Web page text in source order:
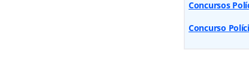
Concursos
Concurso